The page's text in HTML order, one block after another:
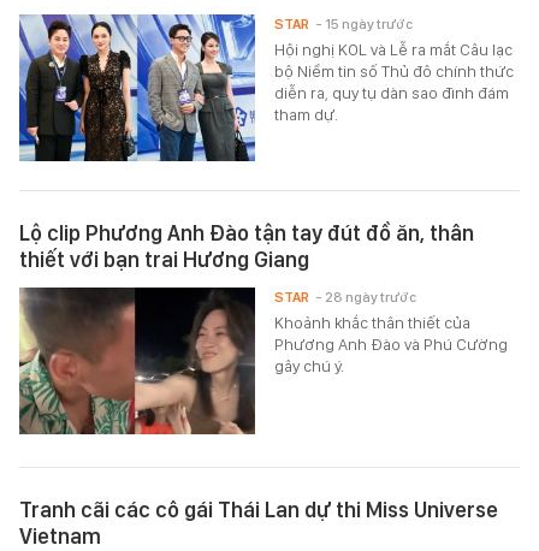
Hội nghị KOL và Lễ ra mắt Câu lạc
bộ Niềm tin số Thủ đô chính thức
diễn ra, quy tụ dàn sao đình đám
tham dự.
STAR - 15 ngày trước
Lộ clip Phương Anh Đào tận tay đút đồ ăn, thân
thiết với bạn trai Hương Giang
Khoảnh khắc thân thiết của
Phương Anh Đào và Phú Cường
gây chú ý.
STAR - 28 ngày trước
Tranh cãi các cô gái Thái Lan dự thi Miss Universe
Vietnam